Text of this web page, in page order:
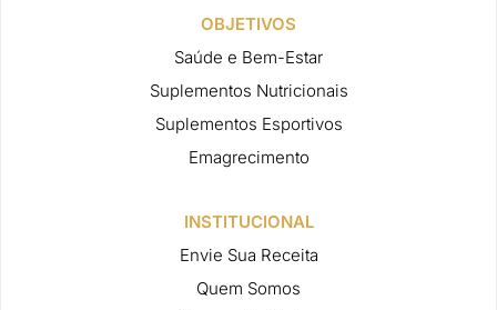
OBJETIVOS
Saúde e Bem-Estar
Suplementos Nutricionais
Suplementos Esportivos
Emagrecimento
INSTITUCIONAL
Envie Sua Receita
Quem Somos